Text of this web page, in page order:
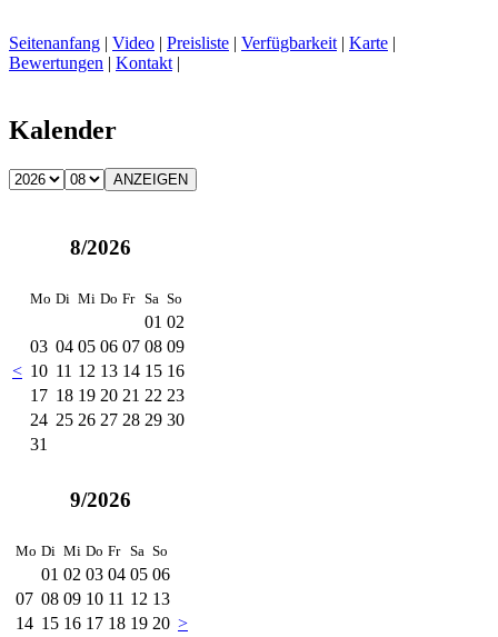
Seitenanfang | Video | Preisliste | Verfügbarkeit | Karte |
Bewertungen | Kontakt |
Kalender
8/2026
<
Mo Di Mi Do Fr Sa So
01 02
03 04 05 06 07 08 09
10 11 12 13 14 15 16
17 18 19 20 21 22 23
24 25 26 27 28 29 30
31
9/2026
Mo Di Mi Do Fr Sa So
01 02 03 04 05 06
07 08 09 10 11 12 13
14 15 16 17 18 19 20 >